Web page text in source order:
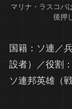
マリナ・ラスコバ
後押
国籍：ソ連／
設者）／役割
ソ連邦英雄（